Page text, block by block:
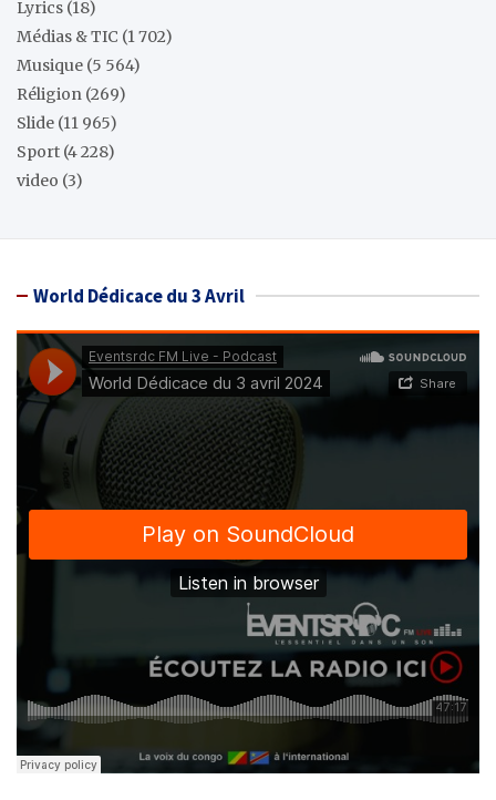
Lyrics (18)
Médias & TIC (1 702)
Musique (5 564)
Réligion (269)
Slide (11 965)
Sport (4 228)
video (3)
World Dédicace du 3 Avril